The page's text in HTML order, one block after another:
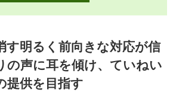
● ● ● ●
●
● ● ● ●
す明るく前向きな対応が信
の声に耳を傾け、ていねい
提供を目指す